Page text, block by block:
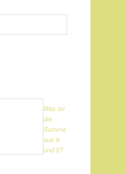
Was ist
die
Summe
aus 9
und 5?